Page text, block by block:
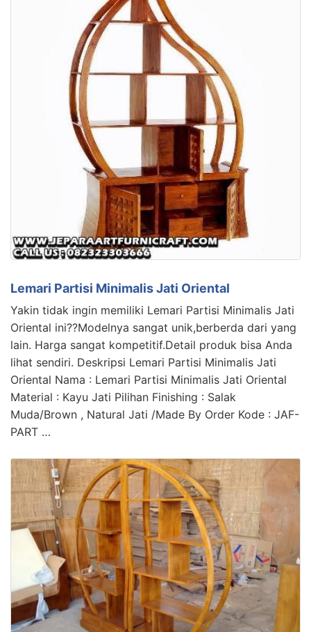
Lemari Partisi Minimalis Jati Oriental
Yakin tidak ingin memiliki Lemari Partisi Minimalis Jati
Oriental ini??Modelnya sangat unik,berberda dari yang
lain. Harga sangat kompetitif.Detail produk bisa Anda
lihat sendiri. Deskripsi Lemari Partisi Minimalis Jati
Oriental Nama : Lemari Partisi Minimalis Jati Oriental
Material : Kayu Jati Pilihan Finishing : Salak
Muda/Brown , Natural Jati /Made By Order Kode : JAF-
PART …